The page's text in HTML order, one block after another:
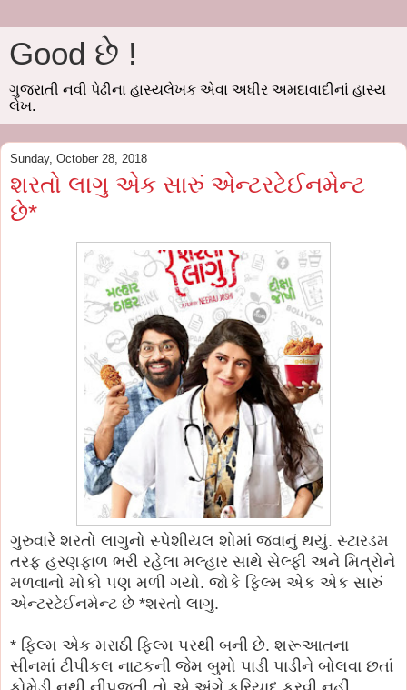
Good છે !
ગુજરાતી નવી પેઢીના હાસ્યલેખક એવા અધીર અમદાવાદીનાં હાસ્ય
લેખ.
Sunday, October 28, 2018
શરતો લાગુ એક સારું એન્ટરટેઈનમેન્ટ
છે*
ગુરુવારે શરતો લાગુનો સ્પેશીયલ શોમાં જવાનું થયું. સ્ટારડમ
તરફ હરણફાળ ભરી રહેલા મલ્હાર સાથે સેલ્ફી અને મિત્રોને
મળવાનો મોકો પણ મળી ગયો. જોકે ફિલ્મ એક એક સારું
એન્ટરટેઈનમેન્ટ છે *શરતો લાગુ.
* ફિલ્મ એક મરાઠી ફિલ્મ પરથી બની છે. શરૂઆતના
સીનમાં ટીપીકલ નાટકની જેમ બુમો પાડી પાડીને બોલવા છતાં